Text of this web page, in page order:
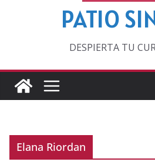
PATIO
DESPIERTA TU
Elana Riordan